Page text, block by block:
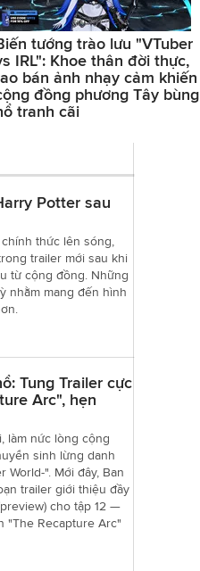
tướng trào lưu "VTuber
IRL": Khoe thân đời thực,
bán ảnh nhạy cảm khiến
đồng phương Tây bùng
tranh cãi
Potter sau
thức lên sóng,
trailer mới sau khi
từ cộng đồng. Những
nhằm mang đến hình
Tung Trailer cực
Arc", hẹn
làm nức lòng cộng
sinh lừng danh
World-". Mới đây, Ban
trailer giới thiệu đầy
cho tập 12 —
"The Recapture Arc"